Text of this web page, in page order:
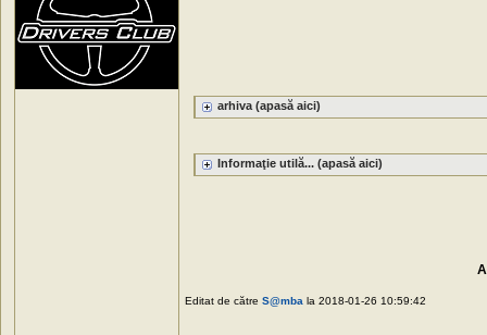
arhiva (apasă aici)
Informaţie utilă... (apasă aici)
Editat de către S@mba la 2018-01-26 10:59:42